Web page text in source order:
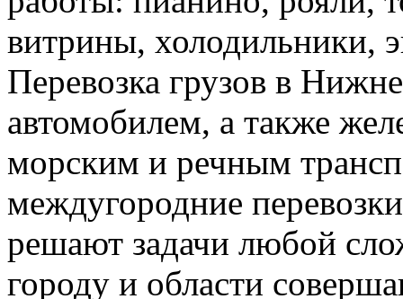
витрины, холодильники,
Перевозка грузов в
автомобилем, а также
морским и речным
междугородние
решают задачи любой
городу и области